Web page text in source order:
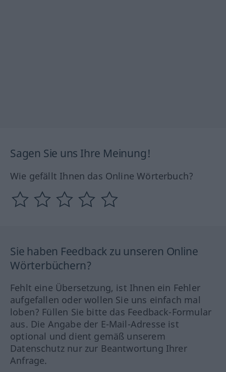
Sagen Sie uns Ihre Meinung!
Wie gefällt Ihnen das Online Wörterbuch?
Sie haben Feedback zu unseren Online
Wörterbüchern?
Fehlt eine Übersetzung, ist Ihnen ein Fehler
aufgefallen oder wollen Sie uns einfach mal
loben? Füllen Sie bitte das Feedback-Formular
aus. Die Angabe der E-Mail-Adresse ist
optional und dient gemäß unserem
Datenschutz nur zur Beantwortung Ihrer
Anfrage.